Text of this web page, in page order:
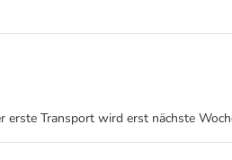
erste Transport wird erst nächste